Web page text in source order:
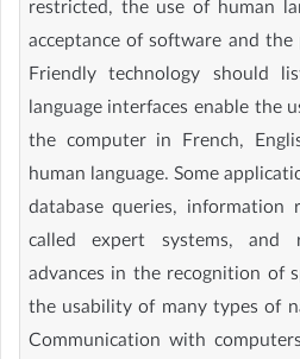
restricted, the use of human
acceptance of software and
Friendly technology should
language interfaces enable the
the computer in French,
human language. Some
database queries,
called expert systems,
advances in the recognition of
the usability of many types of
Communication with